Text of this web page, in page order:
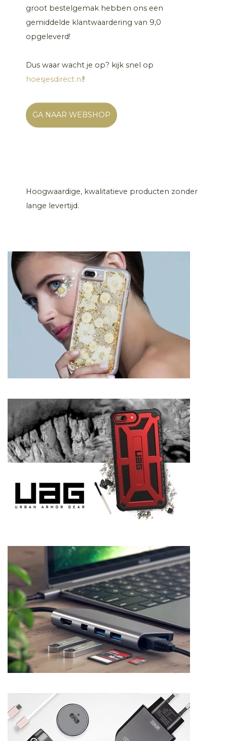
groot bestelgemak hebben ons een
gemiddelde klantwaardering van 9,0
opgeleverd!
Dus waar wacht je op? kijk snel op
hoesjesdirect.nl!
GA NAAR WEBSHOP
Hoogwaardige, kwalitatieve producten zonder
lange levertijd.